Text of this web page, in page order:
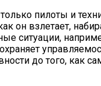
пилоты и
он взлетает,
ситуации,
до того, как